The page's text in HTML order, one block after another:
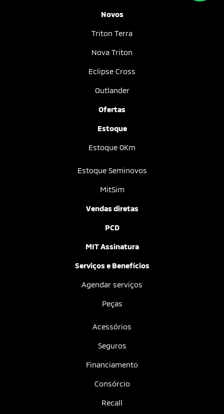
Novos
Triton Terra
Nova Triton
Eclipse Cross
Outlander
Ofertas
Estoque
Estoque 0Km
Estoque Seminovos
MitSim
Vendas diretas
PCD
MIT Assinatura
Serviços e Benefícios
Agendar serviços
Peças
Acessórios
Seguros
Financiamento
Consórcio
Recall